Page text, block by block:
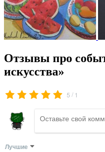
Отзывы про
искусства»
5 / 1
Лучшие